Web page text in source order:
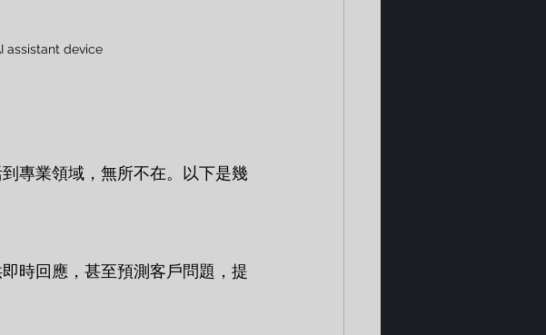
assistant device
專業領域，無所不在。以下是幾
時回應，甚至預測客戶問題，提